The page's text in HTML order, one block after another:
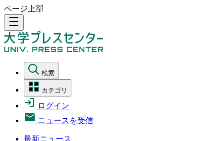
ページ上部
density_medium
検索
カテゴリ
ログイン
ニュースを受信
最新ニュース